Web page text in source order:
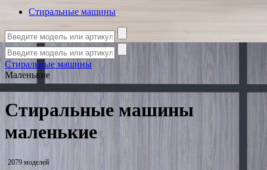
Стиральные машины
Стиральные машины
Маленькие
Стиральные машины
маленькие
2079 моделей